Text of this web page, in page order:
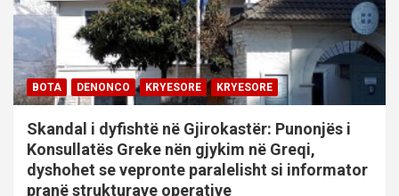
BOTA DENONCO KRYESORE KRYESORE
Skandal i dyfishtë në Gjirokastër: Punonjës i
Konsullatës Greke nën gjykim në Greqi,
dyshohet se vepronte paralelisht si informator
pranë strukturave operative